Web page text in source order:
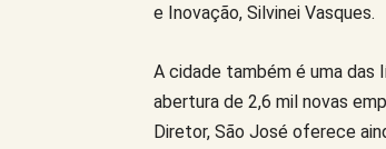
e Inovação, Silvinei Vasques.
A cidade também é uma das
abertura de 2,6 mil novas
Diretor, São José oferece